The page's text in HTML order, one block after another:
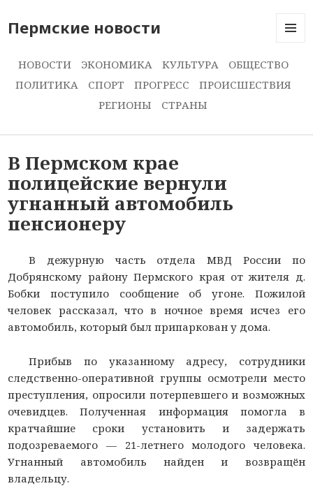
Пермские новости
И
НОВОСТИ ЭКОНОМИКА КУЛЬТУРА
ОБЩЕСТВО
ПОЛИТИКА
СПОРТ ПРОГРЕСС
ПРОИСШЕСТВИЯ
РЕГИОНЫ
СТРАНЫ
В Пермском крае
полицейские вернули
угнанный автомобиль
пенсионеру
В дежурную часть отдела МВД России по
Добрянскому району Пермского края от жителя д.
Бобки поступило сообщение об угоне. Пожилой
человек рассказал, что в ночное время исчез его
автомобиль, который был припаркован у дома.
Прибыв по указанному адресу, сотрудники
следственно-оперативной группы осмотрели место
преступления, опросили потерпевшего и возможных
очевидцев. Полученная информация помогла в
кратчайшие сроки установить и задержать
подозреваемого — 21-летнего молодого человека.
Угнанный автомобиль найден и возвращён
владельцу.